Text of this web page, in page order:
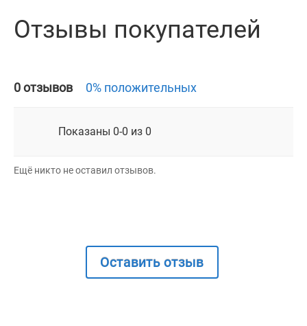
Отзывы покупателей
0 отзывов 0% положительных
Показаны 0-0 из 0
Ещё никто не оставил отзывов.
Оставить отзыв